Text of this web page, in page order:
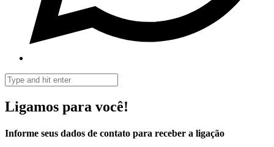
Ligamos para você!
Informe seus dados de contato para receber a ligação